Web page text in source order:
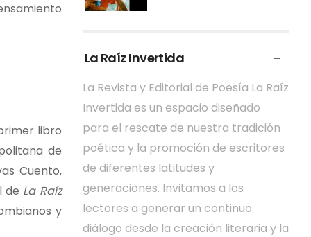
libro
de
Cuento,
de La Raíz
y
La Raíz Invertida
La Revista y Editorial de Poesía La Raíz
Invertida es un espacio diseñado
para el rescate de nuestra tradición
poética y la promoción de escritores
de diferentes latitudes y
generaciones. Invitamos a los
lectores a generar un continuo
diálogo desde la creación literaria y la